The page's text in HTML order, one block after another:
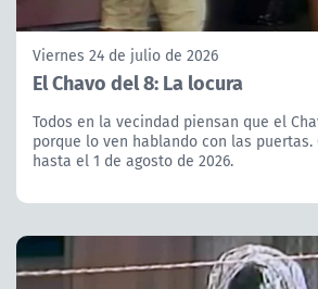
Viernes 24 de julio de 2026
El Chavo del 8: La locura
Todos en la vecindad piensan que el
porque lo ven hablando con las
hasta el 1 de agosto de 2026.